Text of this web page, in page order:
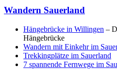
Wandern Sauerland
Hängebrücke in Willingen –
Hängebrücke
Wandern mit Einkehr im
Trekkingplätze im Sauerland
7 spannende Fernwege im